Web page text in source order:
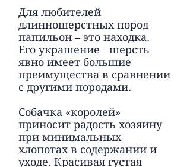
Для любителей
длинношерстных пород
папильон – это находка.
Его украшение - шерсть
явно имеет большие
преимущества в сравнении
с другими породами.
Собачка «королей»
приносит радость хозяину
при минимальных
хлопотах в содержании и
уходе. Красивая густая